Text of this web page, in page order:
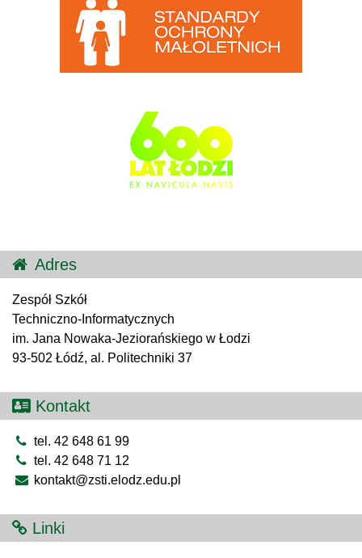
Adres
Zespół Szkół
Techniczno-Informatycznych
im. Jana Nowaka-Jeziorańskiego w Łodzi
93-502 Łódź, al. Politechniki 37
Kontakt
tel. 42 648 61 99
tel. 42 648 71 12
kontakt@zsti.elodz.edu.pl
Linki